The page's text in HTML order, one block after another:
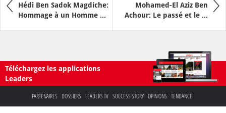
Hédi Ben Sadok Magdiche:
Hommage à un Homme ...
Mohamed-El Aziz Ben
Achour: Le passé et le ...
Téléchargez les applications
Leaders
PARTENAIRES DOSSIERS LEADERS TV SUCCESS STORY OPINIONS TENDANCE